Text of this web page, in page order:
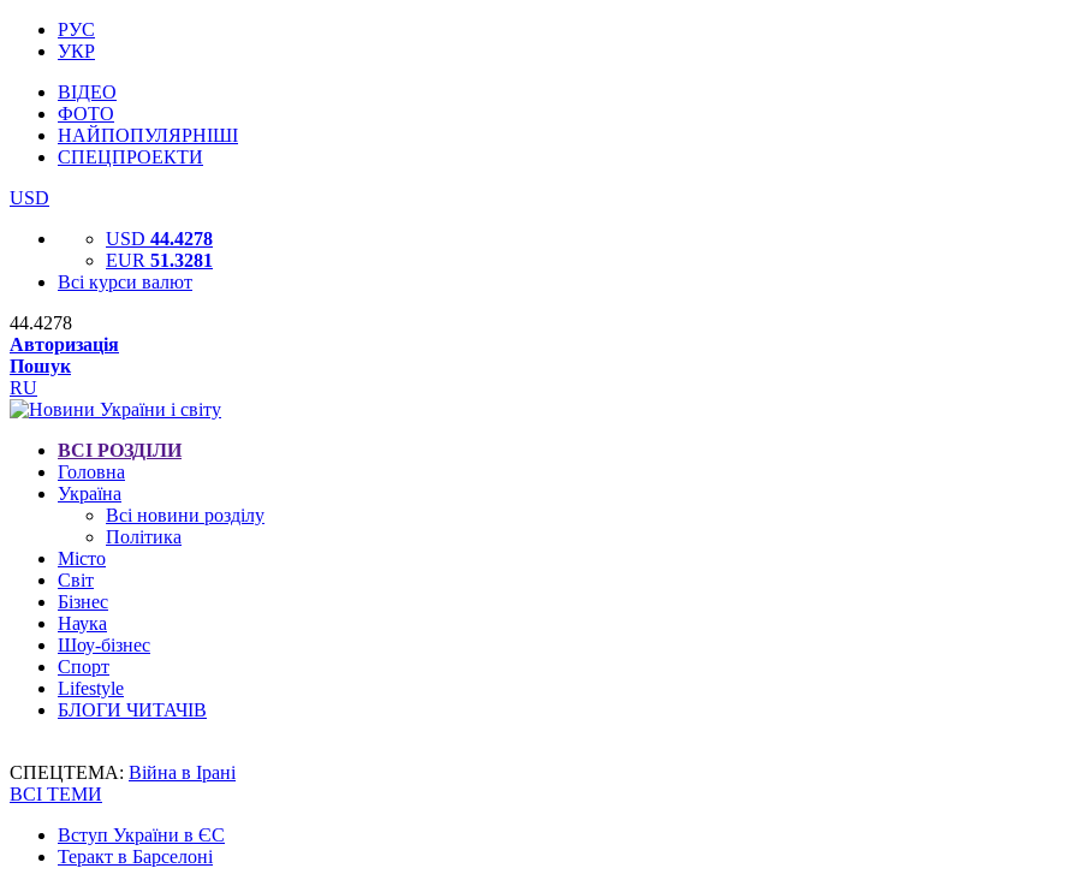
РУС
УКР
ВІДЕО
ФОТО
НАЙПОПУЛЯРНІШІ
СПЕЦПРОЕКТИ
USD
USD 44.4278
EUR 51.3281
Всі курси валют
44.4278
Авторизація
Пошук
RU
ВСІ РОЗДІЛИ
Головна
Україна
Всі новини розділу
Політика
Місто
Світ
Бізнес
Наука
Шоу-бізнес
Спорт
Lifestyle
БЛОГИ ЧИТАЧІВ
СПЕЦТЕМА: Війна в Ірані
ВСІ ТЕМИ
Вступ України в ЄС
Теракт в Барселоні